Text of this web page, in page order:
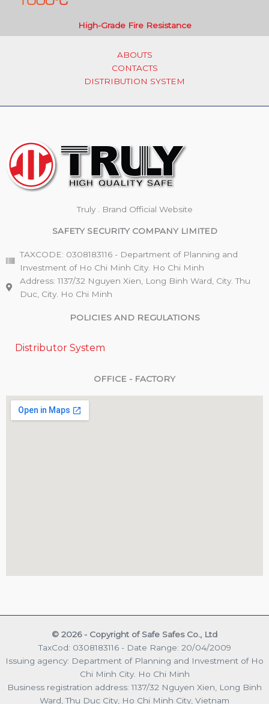
High-Grade Fire Resistance
ABOUTS
CONTACTS
DISTRIBUTION SYSTEM
Truly . Brand Official Website
SAFETY SECURITY COMPANY LIMITED
TAXCODE: 0308183116 - Department of Planning and
Investment of Ho Chi Minh City. Ho Chi Minh
Address: 1137/32 Nguyen Xien, Long Binh Ward, City. Thu
Duc, City. Ho Chi Minh
POLICIES AND REGULATIONS
Distributor System
OFFICE - FACTORY
© 2026 - Copyright of Safe Safes Co., Ltd
TaxCod: 0308183116 - Date Range: 20/04/2009
Issuing agency: Department of Planning and Investment of Ho
Chi Minh City. Ho Chi Minh
Business registration address: 1137/32 Nguyen Xien, Long Binh
Ward, Thu Duc City, Ho Chi Minh City, Vietnam